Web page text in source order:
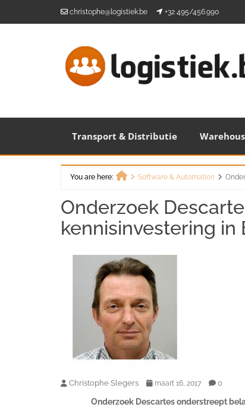
christophe@logistiek.be +32 495/456.990
Transport & Distributie
You are here:
Software & Automation
Onderzoek
kennisinvestering in
Christophe Slegers maart 16, 2017 0
Onderzoek Descartes onderstreept